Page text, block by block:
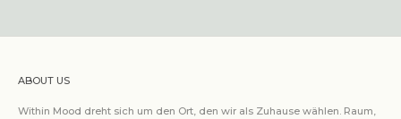
ABOUT US
Within Mood dreht sich um den Ort, den wir als Zuhause wählen. Raum,